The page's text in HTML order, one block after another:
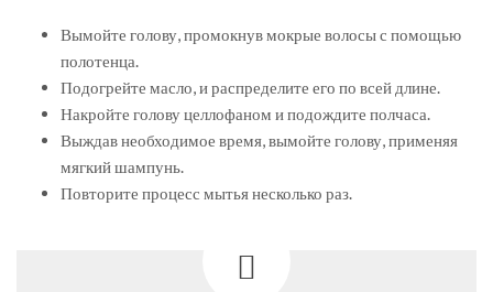
Вымойте голову, промокнув мокрые волосы с помощью
полотенца.
Подогрейте масло, и распределите его по всей длине.
Накройте голову целлофаном и подождите полчаса.
Выждав необходимое время, вымойте голову, применяя
мягкий шампунь.
Повторите процесс мытья несколько раз.